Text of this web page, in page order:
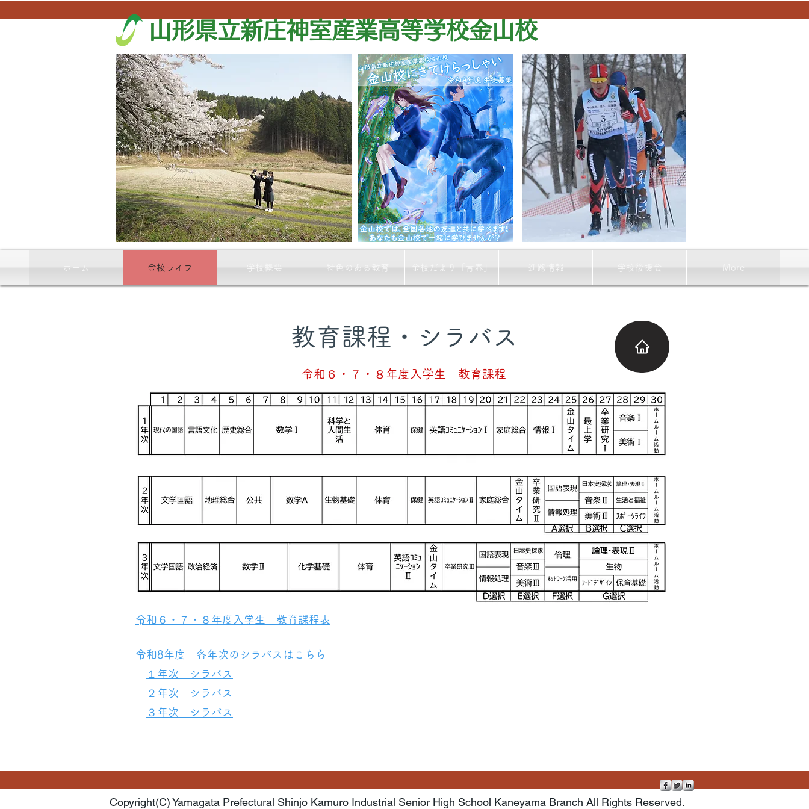
山形県立新庄神室産業高等学校金山校
ホーム 金校ライフ 学校概要 特色のある教育 金校だより「青春」 進路情報 学校後援会 More
​教育課程・シラバス
令和６・７・８年度入学生 教育課程
​​令和６・７・８年度入学生 教育課程表
令和8年度 各年次のシラバスはこちら
１年次 シラバス
２年次 シラバス
３年次 シラバス
Copyright(C) Yamagata Prefectural Shinjo Kamuro Industrial Senior High School Kaneyama Branch All Rights Reserved.